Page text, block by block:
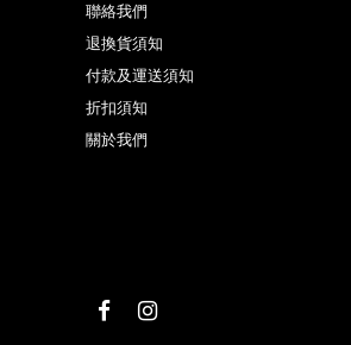
聯絡我們
退換貨須知
付款及運送須知
折扣須知
關於我們